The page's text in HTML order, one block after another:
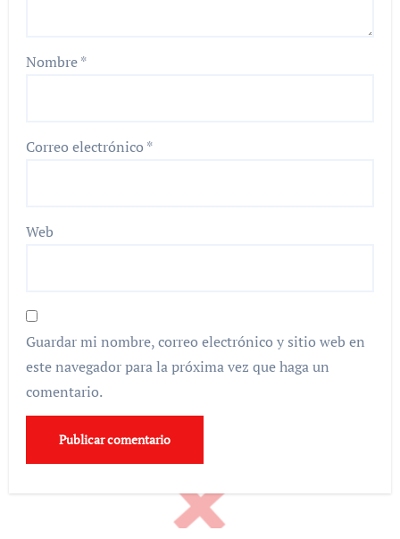
Nombre*
Correo electrónico *
Web
Guardar mi nombre, correo electrónico y sitio web en
este navegador para la próxima vez que haga un
comentario.